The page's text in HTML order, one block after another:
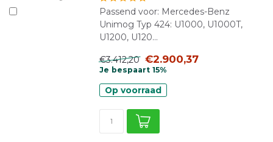
Passend voor: Mercedes-Benz
Unimog Typ 424: U1000, U1000T,
U1200, U120...
€3.412,20 €2.900,37
Je bespaart 15%
Op voorraad